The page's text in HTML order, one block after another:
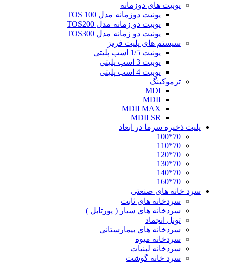
یونیت های دوزمانه
یونیت دوزمانه مدل TOS 100
یونیت دو زمانه مدل TOS200
یونیت دو زمانه مدل TOS300
سیستم های پلیت فریز
یونیت 1/5 اسب پلیتی
یونیت 3 اسب پلیتی
یونیت 4 اسب پلیتی
ترموکینگ
MDI
MDII
MDII MAX
MDII SR
پلیت ذخیره سرما در ابعاد
70*100
70*110
70*120
70*130
70*140
70*160
سرد خانه های صنعتی
سردخانه های ثابت
سردخانه های سیار ( پورتابل )
تونل انجماد
سردخانه های بیمارستانی
سردخانه میوه
سردخانه لبنیات
سرد خانه گوشت